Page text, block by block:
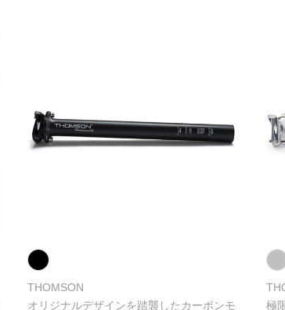
THOMSON
オリジナルデザインを踏襲したカーボンモ
極